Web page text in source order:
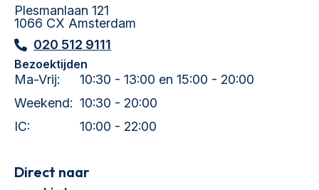
Plesmanlaan 121
1066 CX Amsterdam
020 512 9111
Bezoektijden
Ma-Vrij:
10:30 - 13:00 en 15:00 - 20:00
Weekend: 10:30 - 20:00
IC:
10:00 - 22:00
Direct naar